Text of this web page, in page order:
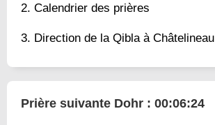
Calendrier des prières
Direction de la Qibla à Châtelineau
Prière suivante Dohr : 00:06:23